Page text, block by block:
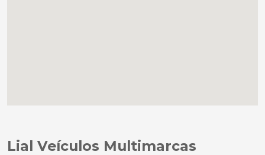
Lial Veículos Multimarcas